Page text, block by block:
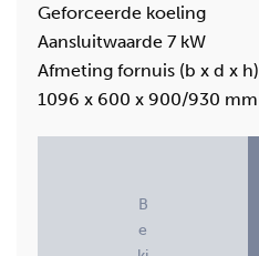
Geforceerde koeling
Aansluitwaarde 7 kW
Afmeting fornuis (b x d x h)
1096 x 600 x 900/930 mm
B
e